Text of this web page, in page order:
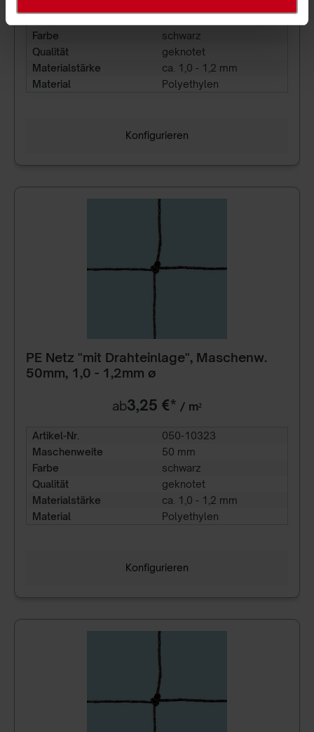
Farbe
schwarz
Qualität
geknotet
Materialstärke
ca. 1,0 - 1,2 mm
Material
Polyethylen
Konfigurieren
PE Netz "mit Drahteinlage", Maschenw.
50mm, 1,0 - 1,2mm ø
ab3,25 €* / m²
Artikel-Nr.
050-10323
Maschenweite
50 mm
Farbe
schwarz
Qualität
geknotet
Materialstärke
ca. 1,0 - 1,2 mm
Material
Polyethylen
Konfigurieren